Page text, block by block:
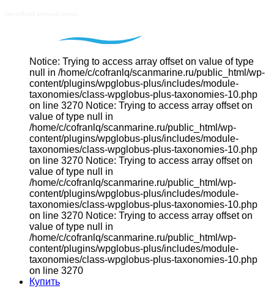
Notice: Trying to access array offset on value of type
null in /home/c/cofranlq/scanmarine.ru/public_html/wp-
content/plugins/wpglobus-plus/includes/module-
taxonomies/class-wpglobus-plus-taxonomies-10.php
on line 3270 Notice: Trying to access array offset on
value of type null in
/home/c/cofranlq/scanmarine.ru/public_html/wp-
content/plugins/wpglobus-plus/includes/module-
taxonomies/class-wpglobus-plus-taxonomies-10.php
on line 3270 Notice: Trying to access array offset on
value of type null in
/home/c/cofranlq/scanmarine.ru/public_html/wp-
content/plugins/wpglobus-plus/includes/module-
taxonomies/class-wpglobus-plus-taxonomies-10.php
on line 3270 Notice: Trying to access array offset on
value of type null in
/home/c/cofranlq/scanmarine.ru/public_html/wp-
content/plugins/wpglobus-plus/includes/module-
taxonomies/class-wpglobus-plus-taxonomies-10.php
on line 3270
Купить